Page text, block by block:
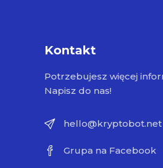
Kontakt
Potrzebujesz więcej
Napisz do nas!
hello@kryptobot.net
Grupa na Facebook